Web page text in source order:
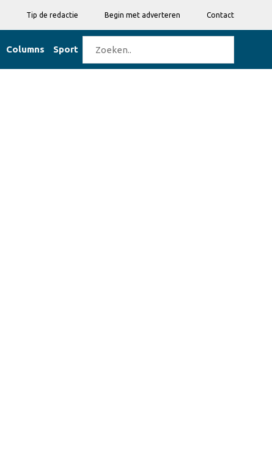
Tip de redactie Begin met adverteren Contact
Columns Sport